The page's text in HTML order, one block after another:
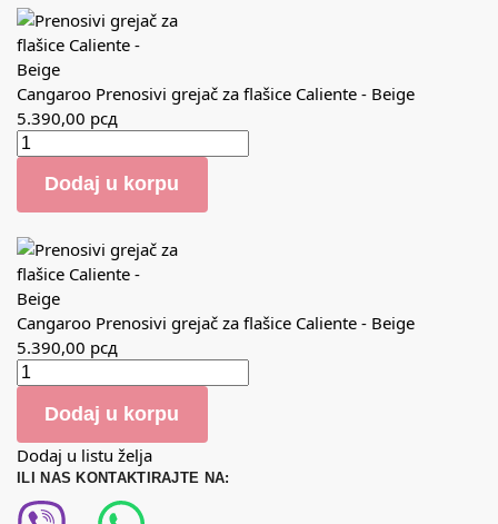
Cangaroo Prenosivi grejač za flašice Caliente - Beige
5.390,00 рсд
Dodaj u korpu
Cangaroo Prenosivi grejač za flašice Caliente - Beige
5.390,00 рсд
Dodaj u korpu
Dodaj u listu želja
ILI NAS KONTAKTIRAJTE NA: